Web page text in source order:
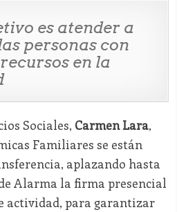
es atender a
personas con
en la
Sociales, Carmen Lara,
Familiares se están
aplazando hasta
Alarma la firma presencial
actividad, para garantizar